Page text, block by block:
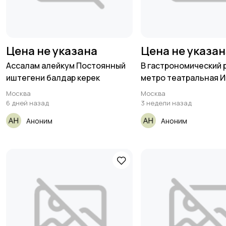
Цена не указана
Ассалам алейкум Постоянный
иштегени балдар керек
Москва
6 дней назад
Аноним
Цена не
В гастрономический
метро театральная
Москва
3 недели назад
Аноним